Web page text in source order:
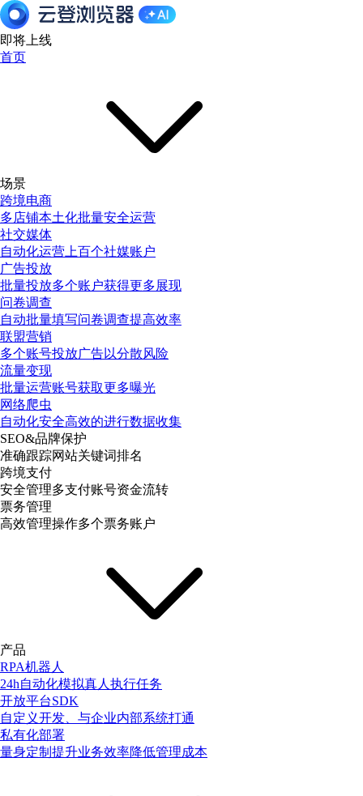
即将上线
首页
场景
跨境电商
多店铺本土化批量安全运营
社交媒体
自动化运营上百个社媒账户
广告投放
批量投放多个账户获得更多展现
问卷调查
自动批量填写问卷调查提高效率
联盟营销
多个账号投放广告以分散风险
流量变现
批量运营账号获取更多曝光
网络爬虫
自动化安全高效的进行数据收集
SEO&品牌保护
准确跟踪网站关键词排名
跨境支付
安全管理多支付账号资金流转
票务管理
高效管理操作多个票务账户
产品
RPA机器人
24h自动化模拟真人执行任务
开放平台SDK
自定义开发、与企业内部系统打通
私有化部署
量身定制提升业务效率降低管理成本